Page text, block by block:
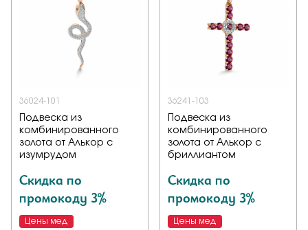
36024-101
Подвеска из
комбинированного
золота от Алькор с
изумрудом
Скидка по
промокоду 3%
Цены мед
36241-103
Подвеска из
комбинированного
золота от Алькор с
бриллиантом
Скидка по
промокоду 3%
Цены мед